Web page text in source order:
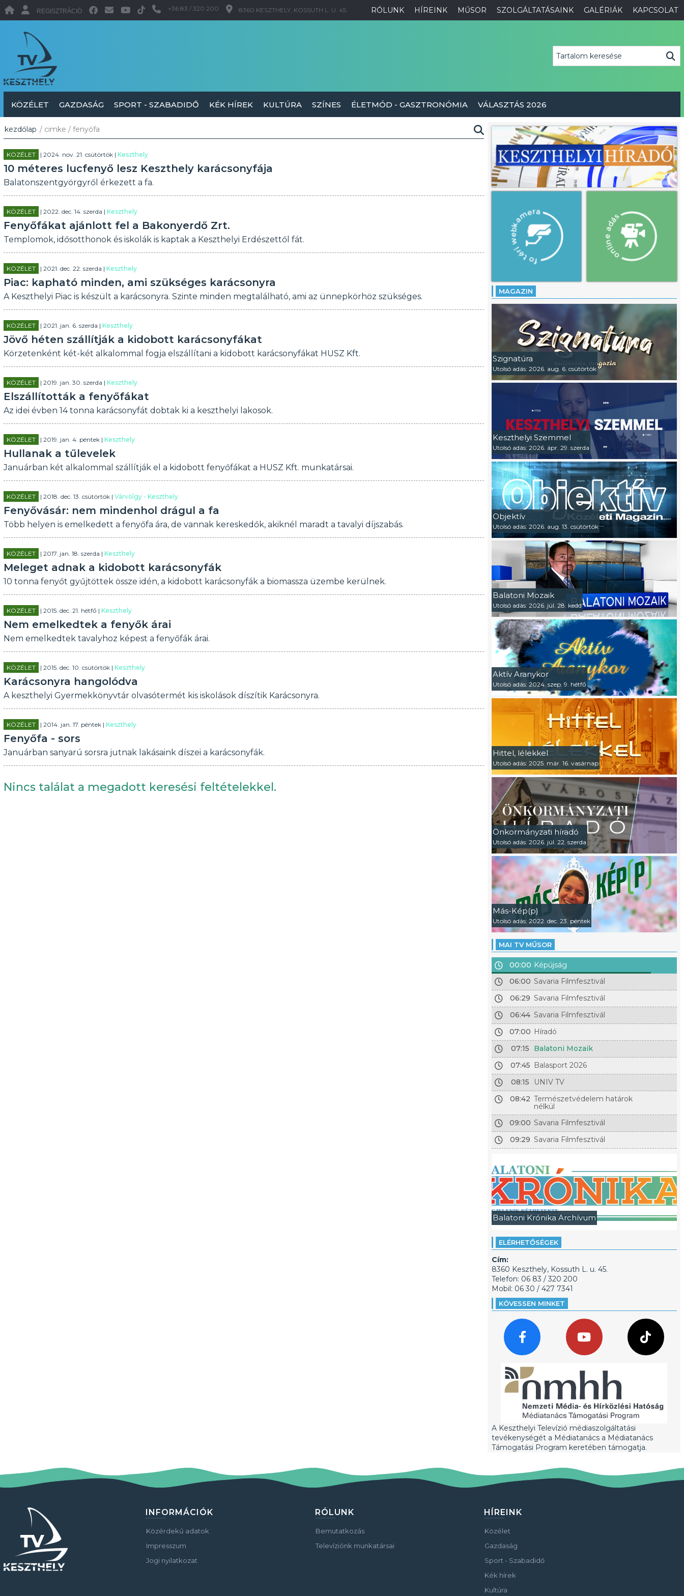
RÓLUNK HÍREINK MŰSOR SZOLGÁLTATÁSAINK GALÉRIÁK KAPCSOLAT
REGISZTRÁCIÓ +36 83 / 320 200 8360 KESZTHELY, KOSSUTH L. U. 45.
KÖZÉLET GAZDASÁG SPORT - SZABADIDŐ KÉK HÍREK KULTÚRA SZÍNES ÉLETMÓD - GASZTRONÓMIA VÁLASZTÁS 2026
kezdőlap / cimke / fenyőfa
KÖZÉLET | 2024. nov. 21. csütörtök | Keszthely
10 méteres lucfenyő lesz Keszthely karácsonyfája
Balatonszentgyörgyről érkezett a fa.
KÖZÉLET | 2022. dec. 14. szerda | Keszthely
Fenyőfákat ajánlott fel a Bakonyerdő Zrt.
Templomok, idősotthonok és iskolák is kaptak a Keszthelyi Erdészettől fát.
KÖZÉLET | 2021. dec. 22. szerda | Keszthely
Piac: kapható minden, ami szükséges karácsonyra
A Keszthelyi Piac is készült a karácsonyra. Szinte minden megtalálható, ami az ünnepkörhöz szükséges.
KÖZÉLET | 2021. jan. 6. szerda | Keszthely
Jövő héten szállítják a kidobott karácsonyfákat
Körzetenként két-két alkalommal fogja elszállítani a kidobott karácsonyfákat HUSZ Kft.
KÖZÉLET | 2019. jan. 30. szerda | Keszthely
Elszállították a fenyőfákat
Az idei évben 14 tonna karácsonyfát dobtak ki a keszthelyi lakosok.
KÖZÉLET | 2019. jan. 4. péntek | Keszthely
Hullanak a tűlevelek
Januárban két alkalommal szállítják el a kidobott fenyőfákat a HUSZ Kft. munkatársai.
KÖZÉLET | 2018. dec. 13. csütörtök | Várvölgy - Keszthely
Fenyővásár: nem mindenhol drágul a fa
Több helyen is emelkedett a fenyőfa ára, de vannak kereskedők, akiknél maradt a tavalyi díjszabás.
KÖZÉLET | 2017. jan. 18. szerda | Keszthely
Meleget adnak a kidobott karácsonyfák
10 tonna fenyőt gyűjtöttek össze idén, a kidobott karácsonyfák a biomassza üzembe kerülnek.
KÖZÉLET | 2015. dec. 21. hétfő | Keszthely
Nem emelkedtek a fenyők árai
Nem emelkedtek tavalyhoz képest a fenyőfák árai.
KÖZÉLET | 2015. dec. 10. csütörtök | Keszthely
Karácsonyra hangolódva
A keszthelyi Gyermekkönyvtár olvasótermét kis iskolások díszítik Karácsonyra.
KÖZÉLET | 2014. jan. 17. péntek | Keszthely
Fenyőfa - sors
Januárban sanyarú sorsra jutnak lakásaink díszei a karácsonyfák.
Nincs találat a megadott keresési feltételekkel.
MAGAZIN
Szignatúra
Utolsó adás: 2026. aug. 6. csütörtök
Keszthelyi Szemmel
Utolsó adás: 2026. ápr. 29. szerda
Objektív
Utolsó adás: 2026. aug. 13. csütörtök
Balatoni Mozaik
Utolsó adás: 2026. júl. 28. kedd
Aktív Aranykor
Utolsó adás: 2024. szep. 9. hétfő
Hittel, lélekkel
Utolsó adás: 2025. már. 16. vasárnap
Önkormányzati híradó
Utolsó adás: 2026. júl. 22. szerda
Más-Kép(p)
Utolsó adás: 2022. dec. 23. péntek
MAI TV MŰSOR
00:00 Képújság
06:00 Savaria Filmfesztivál
06:29 Savaria Filmfesztivál
06:44 Savaria Filmfesztivál
07:00 Híradó
07:15
Balatoni Mozaik
07:45 Balasport 2026
08:15
UNIV TV
08:42 Természetvédelem határok
nélkül
09:00 Savaria Filmfesztivál
09:29 Savaria Filmfesztivál
Balatoni Krónika Archívum
ELÉRHETŐSÉGEK
Cím:
8360 Keszthely, Kossuth L. u. 45.
Telefon: 06 83 / 320 200
Mobil: 06 30 / 427 7341
KÖVESSEN MINKET
A Keszthelyi Televízió médiaszolgáltatási
tevékenységét a Médiatanács a Médiatanács
Támogatási Program keretében támogatja.
INFORMÁCIÓK
Közérdekű adatok
Impresszum
Jogi nyilatkozat
RÓLUNK
Bemutatkozás
Televíziónk munkatársai
HÍREINK
Közélet
Gazdaság
Sport - Szabadidő
Kék hírek
Kultúra